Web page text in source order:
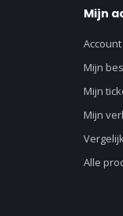
Mijn
Mijn
Mijn
Mijn
Alle